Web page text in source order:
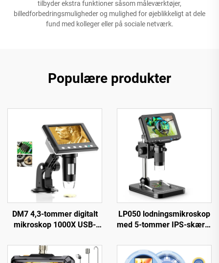
tilbyder ekstra funktioner såsom måleværktøjer,
billedforbedringsmuligheder og mulighed for øjeblikkeligt at dele
fund med kolleger eller på sociale netværk.
Populære produkter
DM7 4,3-tommer digitalt
mikroskop 1000X USB-
kompatibelt med
Windows/Mac OS
LP050 lodningsmikroskop
med 5-tommer IPS-skærm
PCB, planter, mønter